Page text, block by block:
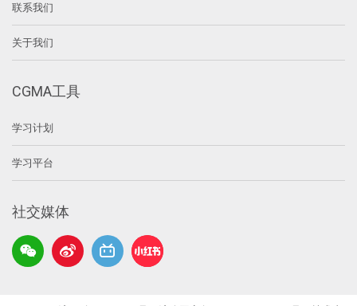
联系我们
关于我们
CGMA工具
学习计划
学习平台
社交媒体